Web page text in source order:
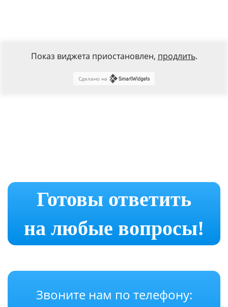
Показ виджета приостановлен, продлить.
Сделано на
Готовы ответить
на любые вопросы!
Звоните нам по телефону: